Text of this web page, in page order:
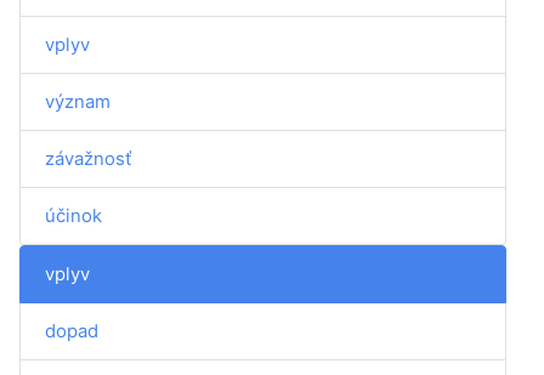
vplyv
význam
závažnosť
účinok
vplyv
dopad